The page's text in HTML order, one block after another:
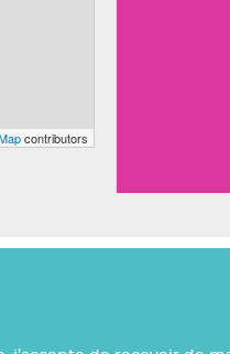
contributors